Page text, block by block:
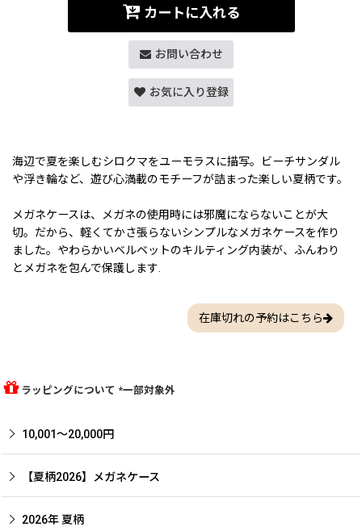
カートに入れる
お問い合わせ
お気に入り登録
海辺で夏を楽しむシロクマをユーモラスに描写。ビーチサンダル
や浮き輪など、遊び心満載のモチーフが詰まった楽しい夏柄です。
メガネケースは、メガネの使用時には邪魔にならないことが大
切。だから、軽くてかさ張らないシンプルなメガネケースを作り
ました。やわらかいベルベットのキルティング内装が、ふんわり
とメガネを包んで保護します.
在庫切れの予約はこちら
ラッピングについて *一部対象外
10,001〜20,000円
【夏柄2026】メガネケース
2026年 夏柄